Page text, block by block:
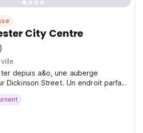
City Centre
depuis a&o, une auberge
Dickinson Street. Un endroit parfait
la culture et les monuments, avec
pour les voyageurs à petit